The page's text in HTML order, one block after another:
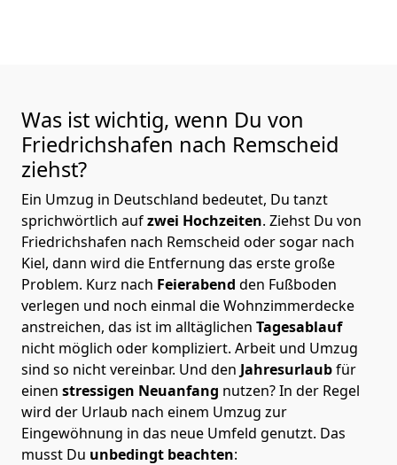
Was ist wichtig, wenn Du von
Friedrichshafen nach Remscheid
ziehst?
Ein Umzug in Deutschland bedeutet, Du tanzt
sprichwörtlich aufzwei Hochzeiten. Ziehst Du von
Friedrichshafen nach Remscheid oder sogar nach
Kiel, dann wird die Entfernung das erste große
Problem. Kurz nach Feierabend den Fußboden
verlegen und noch einmal die Wohnzimmerdecke
anstreichen, das ist im alltäglichen Tagesablauf
nicht möglich oder kompliziert. Arbeit und Umzug
sind so nicht vereinbar. Und den Jahresurlaubfür
einen stressigen Neuanfang nutzen? In der Regel
wird der Urlaub nach einem Umzug zur
Eingewöhnung in das neue Umfeld genutzt. Das
musst Du unbedingt beachten: